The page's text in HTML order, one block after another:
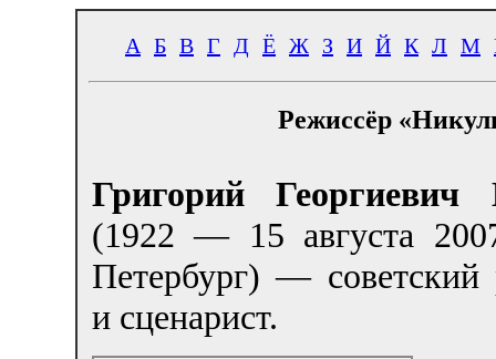
А Б В Г Д Ё Ж З И Й К Л М
Режиссёр
Григорий Георгиевич
(1922 — 15 августа
Петербург) — советский
и сценарист.